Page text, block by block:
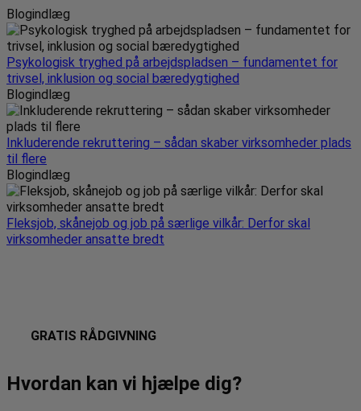
Blogindlæg
Psykologisk tryghed på arbejdspladsen – fundamentet for
trivsel, inklusion og social bæredygtighed
Blogindlæg
Inkluderende rekruttering – sådan skaber virksomheder plads
til flere
Blogindlæg
Fleksjob, skånejob og job på særlige vilkår: Derfor skal
virksomheder ansatte bredt
GRATIS RÅDGIVNING
Hvordan kan vi hjælpe dig?